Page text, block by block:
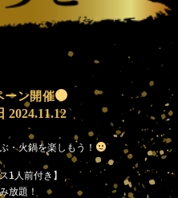
ーン開催
2024.11.12
・火鍋を楽しもう！
1人前付き】
放題！